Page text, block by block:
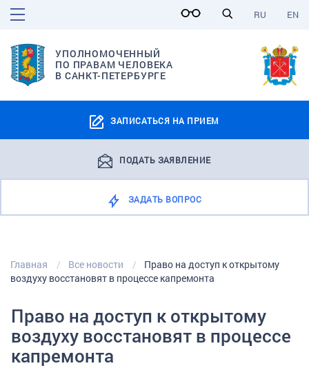
EN
RU
УПОЛНОМОЧЕННЫЙ
ПО ПРАВАМ ЧЕЛОВЕКА
В САНКТ-ПЕТЕРБУРГЕ
ЗАПИСАТЬСЯ НА ПРИЕМ
ПОДАТЬ ЗАЯВЛЕНИЕ
ЗАДАТЬ ВОПРОС
Главная Все новости
Право на доступ к открытому
воздуху восстановят в процессе капремонта
Право на доступ к открытому
воздуху восстановят в процессе
капремонта